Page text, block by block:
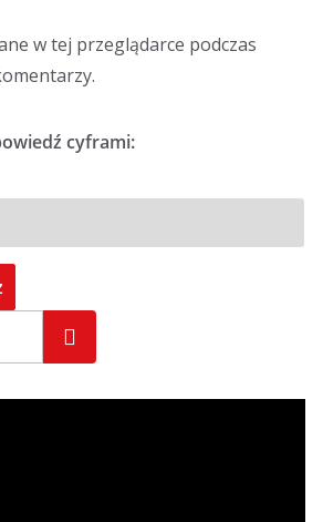
w tej przeglądarce podczas
cyframi:
Szukaj